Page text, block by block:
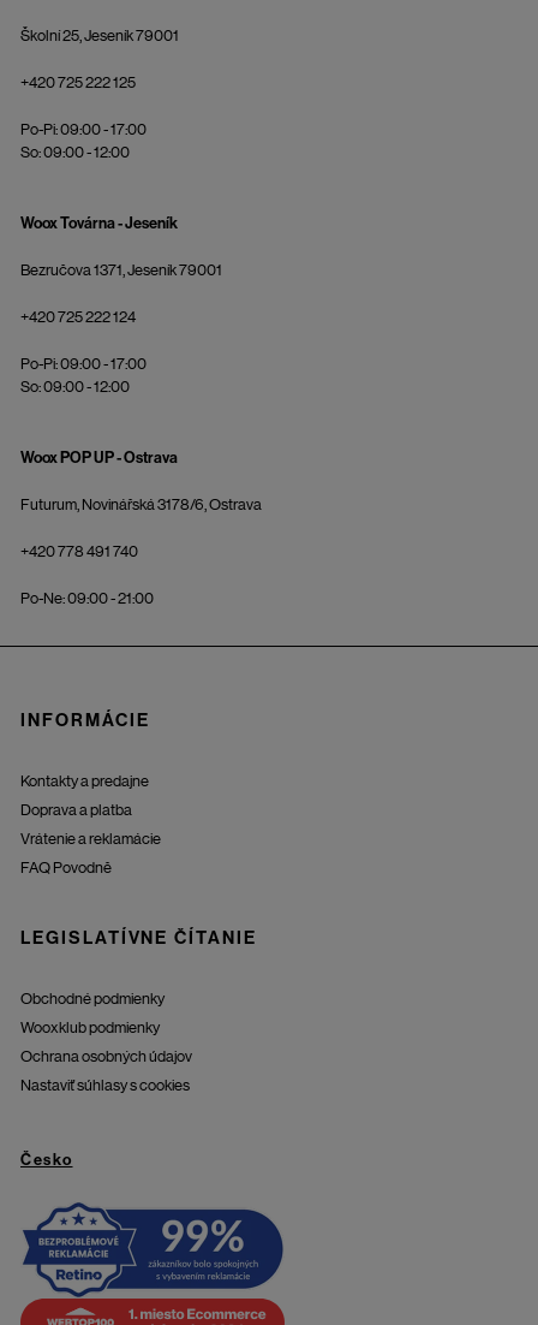
Školní 25, Jeseník 79001
+420 725 222 125
Po-Pi: 09:00 - 17:00
So: 09:00 - 12:00
Woox Továrna - Jeseník
Bezručova 1371, Jeseník 79001
+420 725 222 124
Po-Pi: 09:00 - 17:00
So: 09:00 - 12:00
Woox POP UP - Ostrava
Futurum, Novinářská 3178/6, Ostrava
+420 778 491 740
Po-Ne: 09:00 - 21:00
INFORMÁCIE
Kontakty a predajne
Doprava a platba
Vrátenie a reklamácie
FAQ Povodně
LEGISLATÍVNE ČÍTANIE
Obchodné podmienky
Wooxklub podmienky
Ochrana osobných údajov
Nastaviť súhlasy s cookies
Česko